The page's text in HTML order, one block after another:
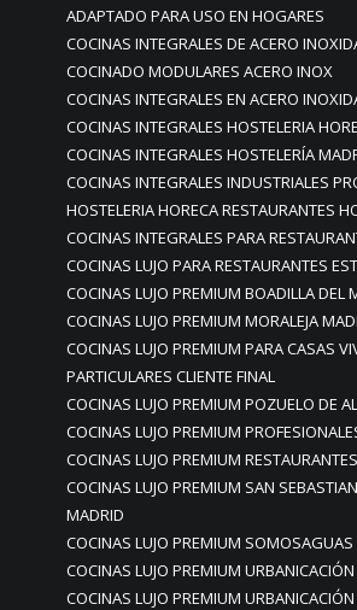
ADAPTADO PARA USO EN HOGARES
COCINAS INTEGRALES DE ACERO
COCINADO MODULARES ACERO INOX
COCINAS INTEGRALES EN ACERO
COCINAS INTEGRALES HOSTELERIA
COCINAS INTEGRALES HOSTELERÍA
COCINAS INTEGRALES INDUSTRIALES
HOSTELERIA HORECA RESTAURANTES
COCINAS INTEGRALES PARA
COCINAS LUJO PARA RESTAURANTES
COCINAS LUJO PREMIUM BOADILLA DEL
COCINAS LUJO PREMIUM MORALEJA
COCINAS LUJO PREMIUM PARA CASAS
PARTICULARES CLIENTE FINAL
COCINAS LUJO PREMIUM POZUELO DE
COCINAS LUJO PREMIUM
COCINAS LUJO PREMIUM
COCINAS LUJO PREMIUM SAN
MADRID
COCINAS LUJO PREMIUM
COCINAS LUJO PREMIUM
COCINAS LUJO PREMIUM